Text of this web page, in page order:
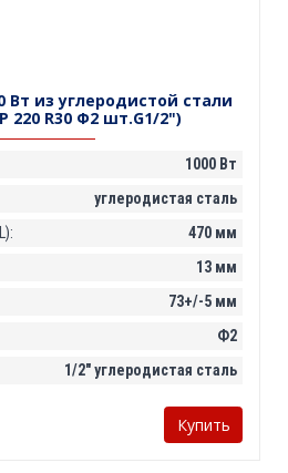
Вт из углеродистой стали
220 R30 Ф2 шт.G1/2")
1000 Вт
углеродистая сталь
470 мм
13 мм
73+/-5 мм
Ф2
1/2" углеродистая сталь
Купить